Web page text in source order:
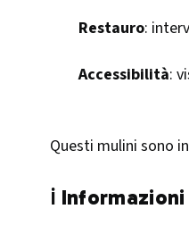
Restauro:
Accessibilità:
Questi mulini sono
ℹ️